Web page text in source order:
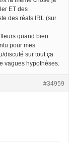
ET des
des réals IRL (sur
quand bien
pour mes
discuté sur tout ça
vagues hypothèses.
#34959